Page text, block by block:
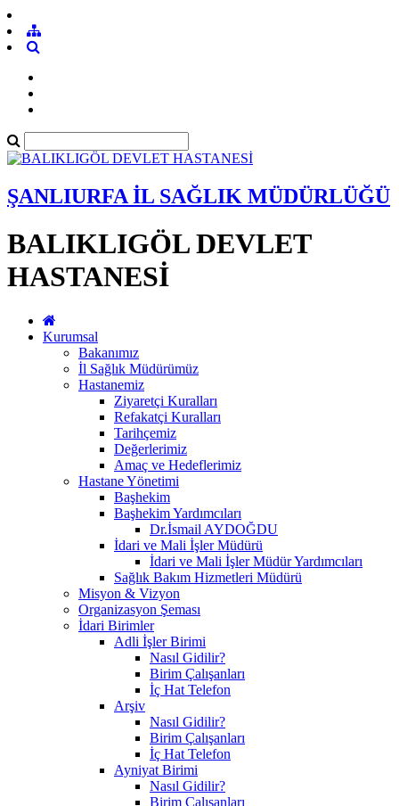
ŞANLIURFA İL SAĞLIK MÜDÜRLÜĞÜ
BALIKLIGÖL DEVLET
HASTANESİ
Kurumsal
Bakanımız
İl Sağlık Müdürümüz
Hastanemiz
Ziyaretçi Kuralları
Refakatçi Kuralları
Tarihçemiz
Değerlerimiz
Amaç ve Hedeflerimiz
Hastane Yönetimi
Başhekim
Başhekim Yardımcıları
Dr.İsmail AYDOĞDU
İdari ve Mali İşler Müdürü
İdari ve Mali İşler Müdür Yardımcıları
Sağlık Bakım Hizmetleri Müdürü
Misyon & Vizyon
Organizasyon Şeması
İdari Birimler
Adli İşler Birimi
Nasıl Gidilir?
Birim Çalışanları
İç Hat Telefon
Arşiv
Nasıl Gidilir?
Birim Çalışanları
İç Hat Telefon
Ayniyat Birimi
Nasıl Gidilir?
Birim Çalışanları